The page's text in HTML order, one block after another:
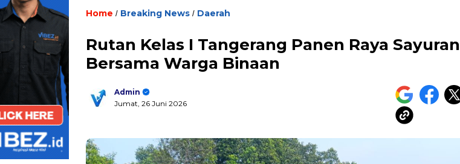
Home / Breaking News / Daerah
Rutan Kelas I Tangerang Panen Raya Sayuran
Bersama Warga Binaan
Admin
Jumat, 26 Juni 2026